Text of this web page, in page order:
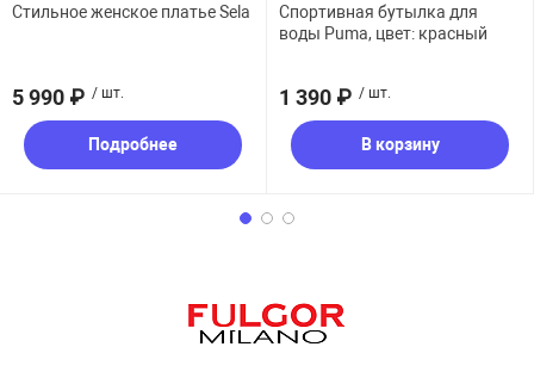
Стильное женское платье Sela
5 990 ₽ / шт.
Подробнее
Спортивная бутылка для
воды Puma, цвет: красный
1 390 ₽ / шт.
В корзину